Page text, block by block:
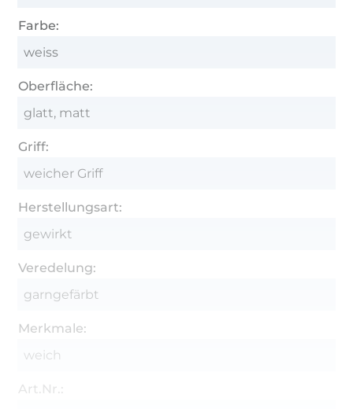
Farbe:
weiss
Oberfläche:
glatt, matt
Griff:
weicher Griff
Herstellungsart:
gewirkt
Veredelung:
garngefärbt
Merkmale:
weich
Art.Nr.: